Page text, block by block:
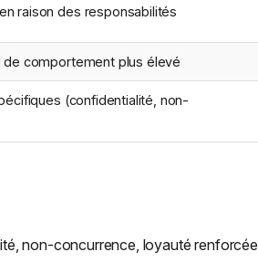
raison des responsabilités
de comportement plus élevé
(confidentialité, non-
non-concurrence, loyauté renforcée